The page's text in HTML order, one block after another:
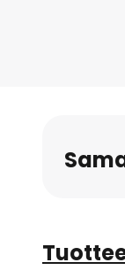
gallery